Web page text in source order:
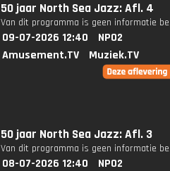
50 jaar North Sea Jazz: Afl. 4
Van dit programma is geen informatie
09-07-2026 12:40
NPO2
Amusement.TV
Muziek.TV
50 jaar North Sea Jazz: Afl. 3
Van dit programma is geen informatie
08-07-2026 12:40
NPO2